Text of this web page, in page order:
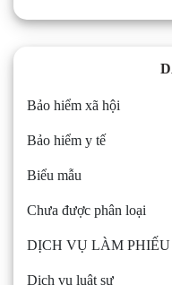
Bảo hiểm xã hội
Bảo hiểm y tế
Biểu mẫu
Chưa được phân loại
DỊCH VỤ LÀM
Dịch vụ luật sư